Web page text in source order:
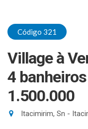
Código 321
Village à
4
1.500.000
Itacimirim, Sn -